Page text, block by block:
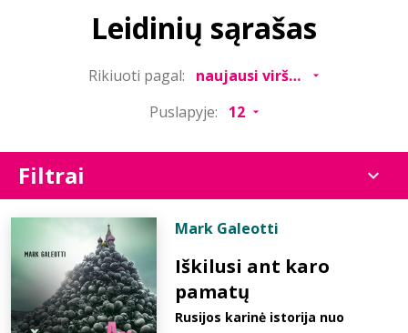
Leidinių sąrašas
Rikiuoti pagal:
Puslapyje:
Filtrai
Mark Galeotti
Iškilusi ant karo
pamatų
Rusijos karinė istorija nuo